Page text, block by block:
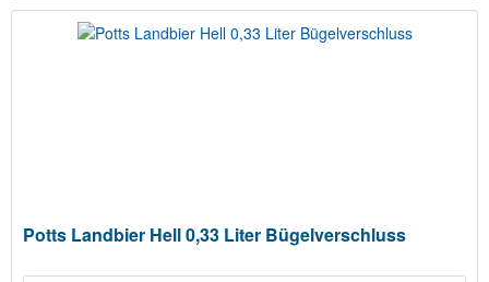
Potts Landbier Hell 0,33 Liter Bügelverschluss